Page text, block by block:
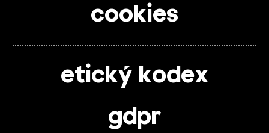
cookies
etický kodex
gdpr